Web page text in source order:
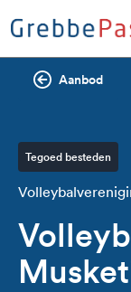
Aanbod
Tegoed besteden